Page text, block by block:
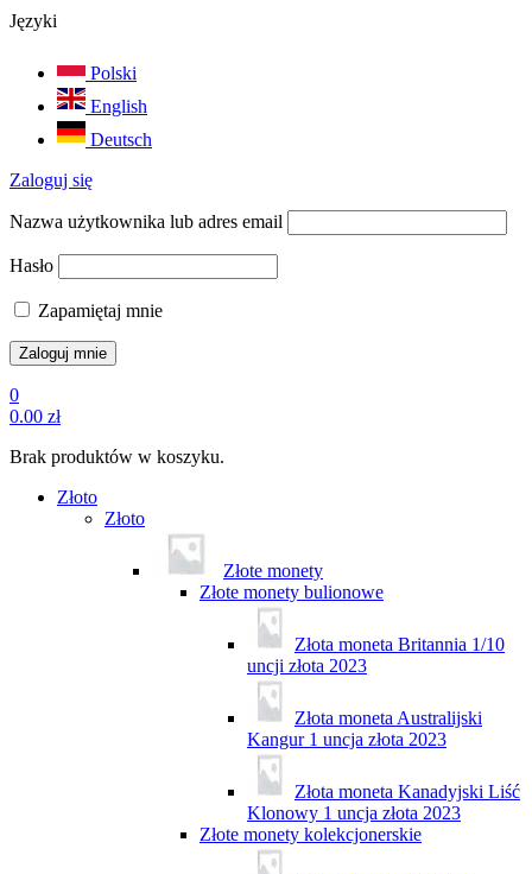
Języki
Polski
English
Deutsch
Zaloguj się
Nazwa użytkownika lub adres email
Hasło
Zapamiętaj mnie
0
0.00 zł
Brak produktów w koszyku.
Złoto
Złoto
Złote monety
Złote monety bulionowe
Złota moneta Britannia 1/10
uncji złota 2023
Złota moneta Australijski
Kangur 1 uncja złota 2023
Złota moneta Kanadyjski Liść
Klonowy 1 uncja złota 2023
Złote monety kolekcjonerskie